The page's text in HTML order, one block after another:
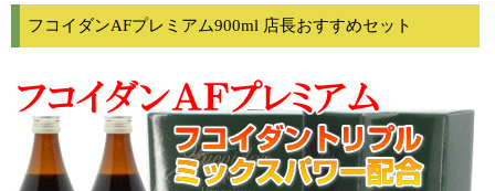
フコイダンAFプレミアム900ml 店長おすすめセット